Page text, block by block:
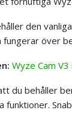
den
fungerar över
Wyze Cam
du behåller
funktioner.